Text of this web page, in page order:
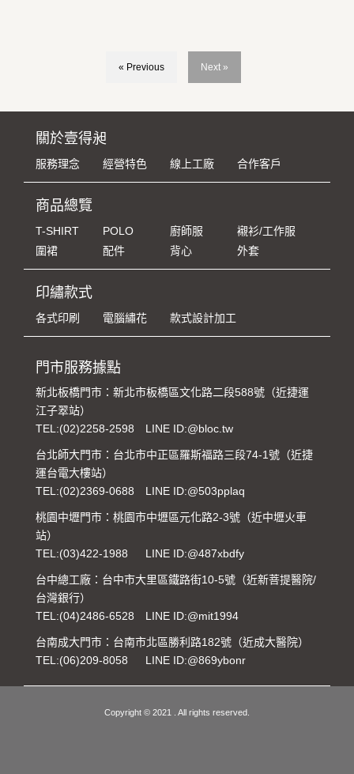
« Previous Next »
關於壹得昶
服務理念 經營特色 線上工廠 合作客戶
商品總覽
T-SHIRT POLO 廚師服
襯衫/工作服
圍裙
配件 背心 外套
印繡款式
各式印刷 電腦繡花 款式設計加工
門市服務據點
新北板橋門市：新北市板橋區文化路二段588號（近捷運
江子翠站）
TEL:(02)2258-2598 LINE ID:@bloc.tw
台北師大門市：台北市中正區羅斯福路三段74-1號（近捷
運台電大樓站）
TEL:(02)2369-0688 LINE ID:@503pplaq
桃園中壢門市：桃園市中壢區元化路2-3號（近中壢火車
站）
TEL:(03)422-1988 LINE ID:@487xbdfy
台中總工廠：台中市大里區鐵路街10-5號（近新菩提醫院/
台灣銀行）
TEL:(04)2486-6528 LINE ID:@mit1994
台南成大門市：台南市北區勝利路182號（近成大醫院）
TEL:(06)209-8058 LINE ID:@869ybonr
Copyright © 2021 . All rights reserved.